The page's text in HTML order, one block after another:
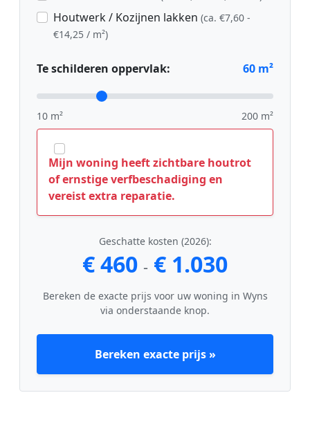
Houtwerk / Kozijnen lakken (ca. €7,60 -
€14,25 / m²)
Te schilderen oppervlak: 60 m²
10 m² 200 m²
Mijn woning heeft zichtbare houtrot
of ernstige verfbeschadiging en
vereist extra reparatie.
Geschatte kosten (2026):
€ 460 - € 1.030
Bereken de exacte prijs voor uw woning in Wyns
via onderstaande knop.
Bereken exacte prijs »